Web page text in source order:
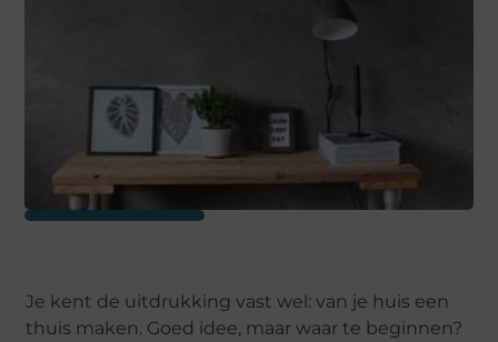
Je kent de uitdrukking vast wel: van je huis een
thuis maken. Goed idee, maar waar te beginnen?